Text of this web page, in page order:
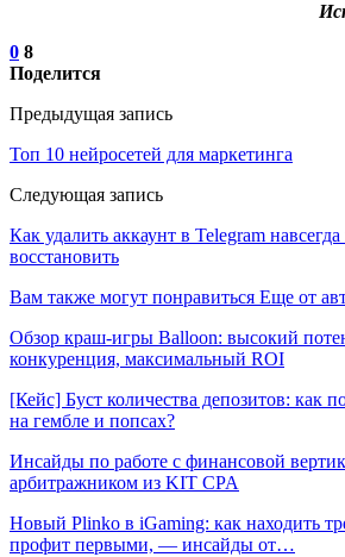
0 8
Поделится
Предыдущая запись
Топ 10 нейросетей для маркетинга
Следующая запись
Как удалить аккаунт в Telegram
восстановить
Вам также могут понравиться Еще от
Обзор краш-игры Balloon: высокий
конкуренция, максимальный ROI
[Кейс] Буст количества депозитов: как
на гембле и попсах?
Инсайды по работе с финансовой
арбитражником из KIT CPA
Новый Plinko в iGaming: как находить
профит первыми, — инсайды от…